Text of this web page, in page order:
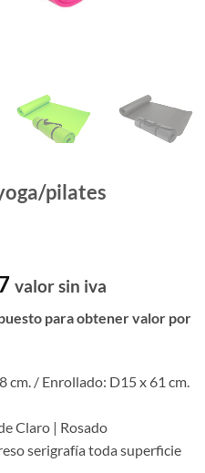
pilates
valor sin iva
para obtener valor por
cm. / Enrollado: D15 x 61 cm.
Claro | Rosado
serigrafía toda superficie